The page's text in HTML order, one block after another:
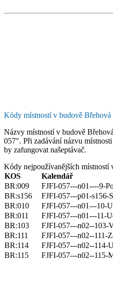
Kódy místností v budově Břehová
Názvy místností v budově
057". Při zadávání názvu
by zafungovat našeptávač.
Kódy nejpoužívanějších místností
KOS
Kalendář
BR:009
FJFI-057---n01----9-
BR:s156
FJFI-057---p01-
BR:010
FJFI-057---n01---10-
BR:011
FJFI-057---n01---11-
BR:103
FJFI-057---n02--103-
BR:111
FJFI-057---n02--111-
BR:114
FJFI-057---n02--114-
BR:115
FJFI-057---n02--115-